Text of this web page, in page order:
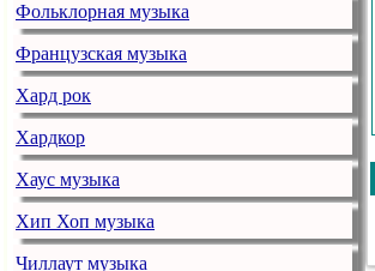
Фольклорная музыка
Французская музыка
Хард рок
Хардкор
Хаус музыка
Хип Хоп музыка
Чиллаут музыка